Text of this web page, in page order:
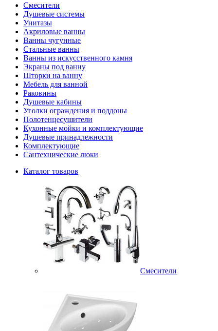
Смесители
Душевые системы
Унитазы
Акриловые ванны
Ванны чугунные
Стальные ванны
Ванны из искусственного камня
Экраны под ванну
Шторки на ванну
Мебель для ванной
Раковины
Душевые кабины
Уголки ограждения и поддоны
Полотенцесушители
Кухонные мойки и комплектующие
Душевые принадлежности
Комплектующие
Сантехнические люки
Каталог товаров
Смесители